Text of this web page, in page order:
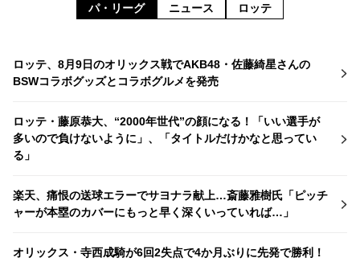
パ・リーグ ニュース ロッテ
ロッテ、8月9日のオリックス戦でAKB48・佐藤綺星さんの
BSWコラボグッズとコラボグルメを発売
ロッテ・藤原恭大、“2000年世代”の顔になる！「いい選手が
多いので負けないように」、「タイトルだけかなと思ってい
る」
楽天、痛恨の送球エラーでサヨナラ献上…斎藤雅樹氏「ピッチ
ャーが本塁のカバーにもっと早く深くいっていれば…」
オリックス・寺西成騎が6回2失点で4か月ぶりに先発で勝利！